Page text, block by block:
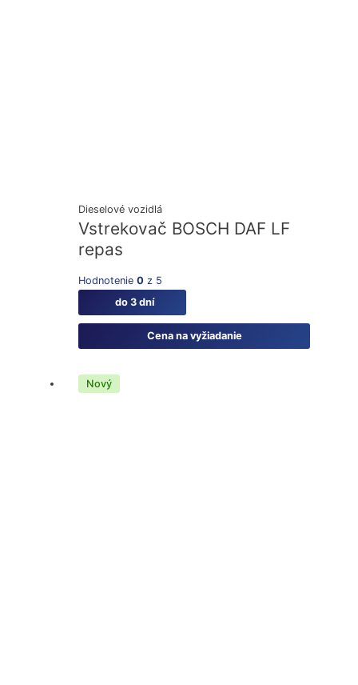
Dieselové vozidlá
Vstrekovač BOSCH DAF LF
repas
Hodnotenie0 z 5
do 3 dní
Cena na vyžiadanie
Nový